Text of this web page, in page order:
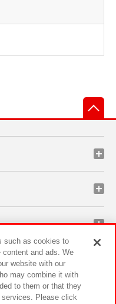
such as cookies to
and ads. We
website with our
may combine it with
to them or that they
services. Please click